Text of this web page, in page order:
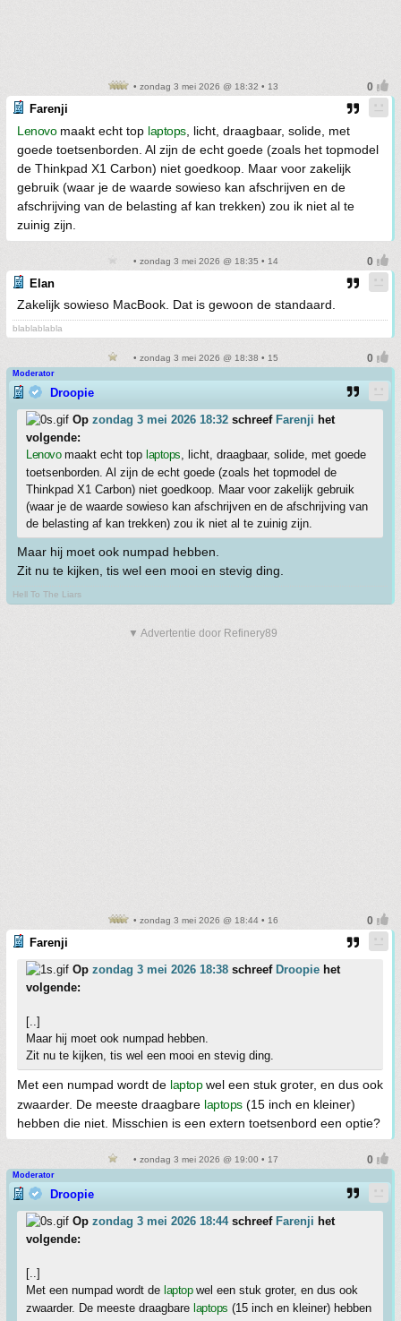
• zondag 3 mei 2026 @ 18:32 • 13
Farenji
Lenovomaakt echt top laptops, licht, draagbaar, solide, met
goede toetsenborden. Al zijn de echt goede (zoals het topmodel
de Thinkpad X1 Carbon) niet goedkoop. Maar voor zakelijk
gebruik (waar je de waarde sowieso kan afschrijven en de
afschrijving van de belasting af kan trekken) zou ik niet al te
zuinig zijn.
• zondag 3 mei 2026 @ 18:35 • 14
Elan
Zakelijk sowieso MacBook. Dat is gewoon de standaard.
blablablabla
• zondag 3 mei 2026 @ 18:38 • 15
Moderator
Droopie
Op zondag 3 mei 2026 18:32 schreef Farenji het
volgende:
Lenovomaakt echt top laptops, licht, draagbaar, solide, met goede
toetsenborden. Al zijn de echt goede (zoals het topmodel de
Thinkpad X1 Carbon) niet goedkoop. Maar voor zakelijk gebruik
(waar je de waarde sowieso kan afschrijven en de afschrijving van
de belasting af kan trekken) zou ik niet al te zuinig zijn.
Maar hij moet ook numpad hebben.
Zit nu te kijken, tis wel een mooi en stevig ding.
Hell To The Liars
▼ Advertentie door Refinery89
• zondag 3 mei 2026 @ 18:44 • 16
Farenji
Op zondag 3 mei 2026 18:38 schreef Droopie het
volgende:
[..]
Maar hij moet ook numpad hebben.
Zit nu te kijken, tis wel een mooi en stevig ding.
Met een numpad wordt de laptopwel een stuk groter, en dus ook
zwaarder. De meeste draagbare laptops(15 inch en kleiner)
hebben die niet. Misschien is een extern toetsenbord een optie?
• zondag 3 mei 2026 @ 19:00 • 17
Moderator
Droopie
Op zondag 3 mei 2026 18:44schreef Farenji het
volgende:
[..]
Met een numpad wordt de laptopwel een stuk groter, en dus ook
zwaarder. De meeste draagbare laptops (15 inch en kleiner) hebben